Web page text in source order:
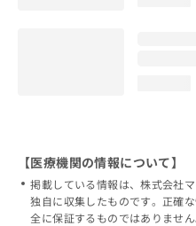
【医療機関の情報について】
掲載している情報は、株式会社
独自に収集したものです。正確
全に保証するものではありません